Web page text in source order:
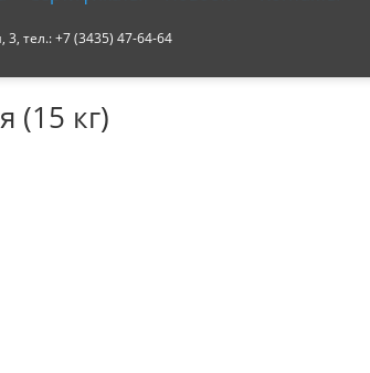
тел.: +7 (3435) 47-64-64
(15 кг)